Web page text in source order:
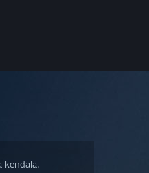
kendala.